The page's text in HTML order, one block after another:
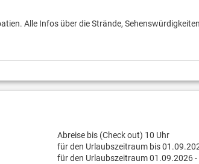
Alle Infos über die Strände,
Abreise bis (Check out) 10 Uhr
für den Urlaubszeitraum bis
für den Urlaubszeitraum 01.09.2026 -